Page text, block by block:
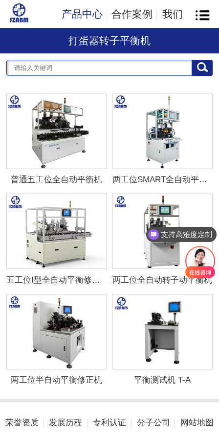
产品中心 合作案例 我们
打蛋器转子平衡机
普通五工位全自动平衡机 两工位SMART全自动平衡机
五工位I型全自动平衡修正机 两工位全自动转子动平衡机
两工位半自动平衡修正机 平衡测试机 T-A
荣誉资质 发展历程 专利认证 分子公司 网站地图
支持高难度定制